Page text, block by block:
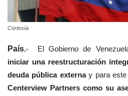
Cortesía
País.- El Gobierno de
iniciar una reestructuración
deuda pública externay para este
Centerview Partners como su